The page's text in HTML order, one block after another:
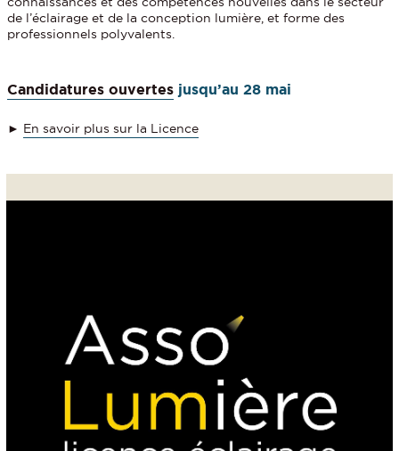
de l’éclairage et de la conception lumière, et forme des
professionnels polyvalents.
Candidatures ouvertes jusqu’au 28 mai
► En savoir plus sur la Licence